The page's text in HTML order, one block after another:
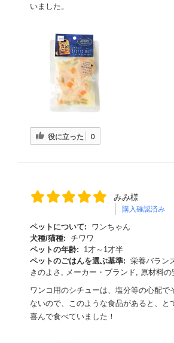
いました。
役に立った 0
みみ様
購入確認済み
ペットについて:
ワンちゃん
犬種/猫種: チワワ
ペットの年齢:
1才～1才半
ペットのごはんを選ぶ基準: 栄養バラン
きのよさ, メーカー・ブランド, 原材料の
ワンコ用のシチューは、塩分等の心配で
ないので、このような食品があると、と
喜んで食べていました！